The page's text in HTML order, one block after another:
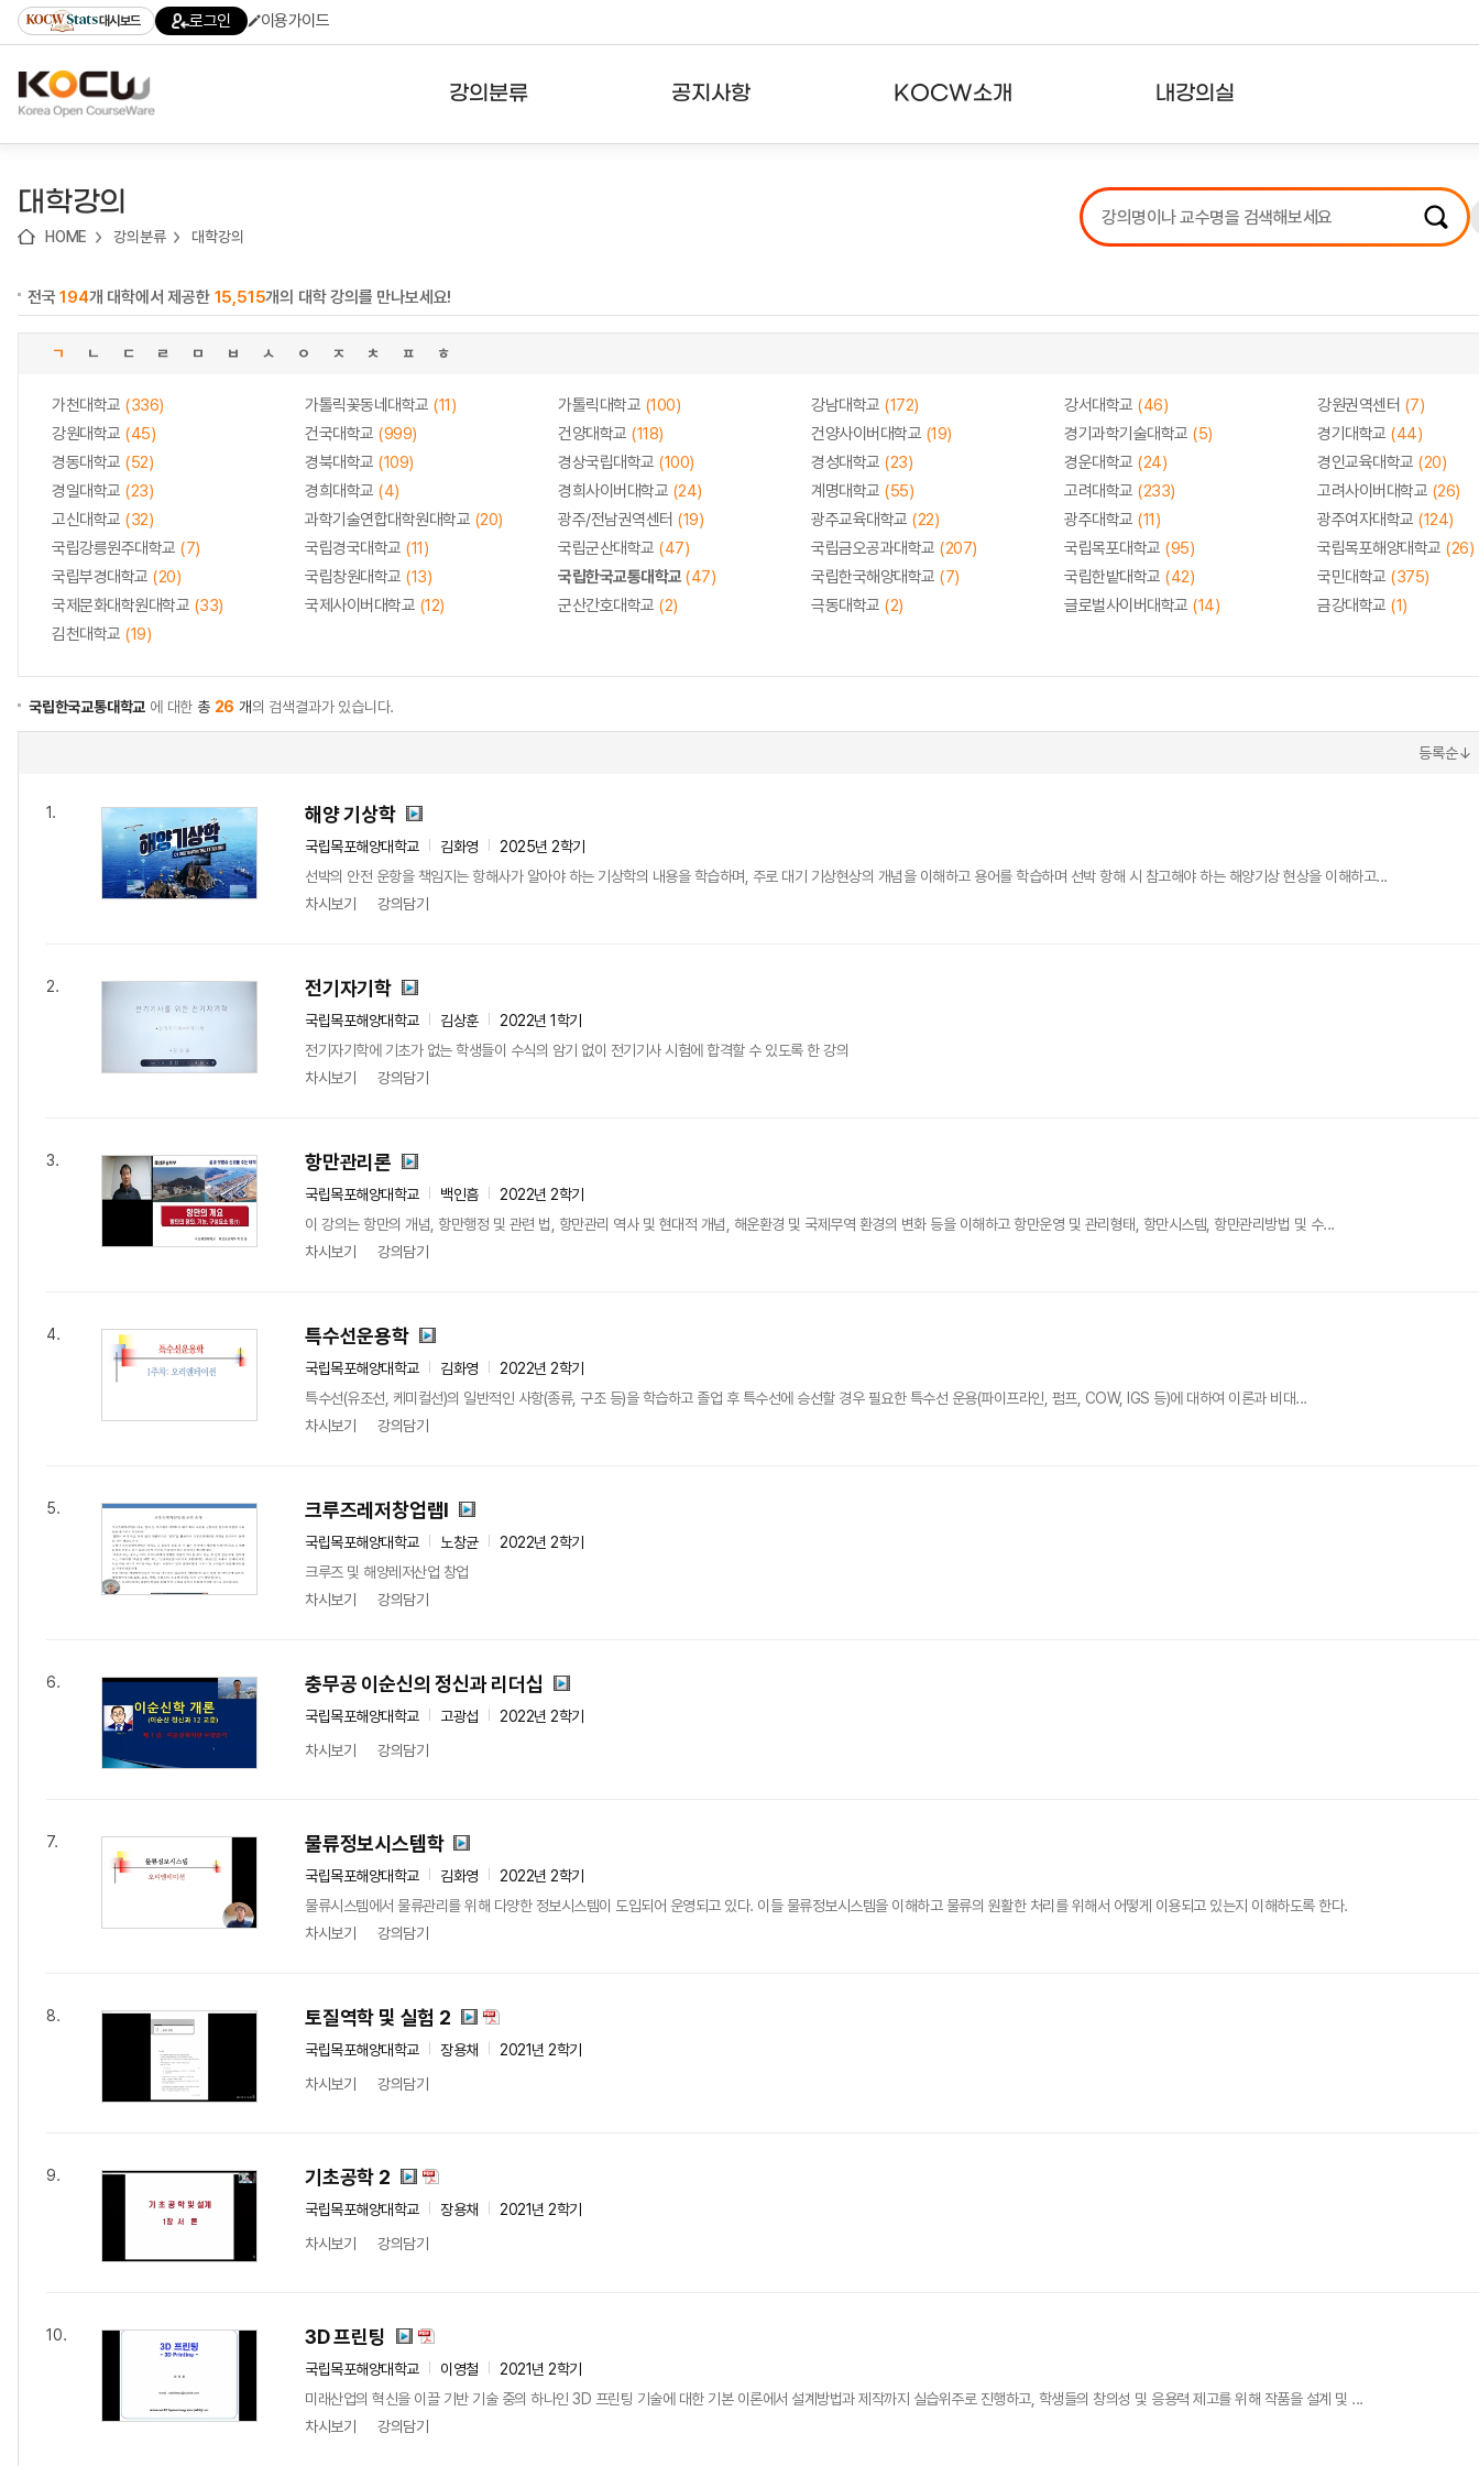
기
기
기
content)
가
대시보드 로그인 이용가이드
강의분류 공지사항 KOCW소개 내강의실
강의리스트
수강확인증강의
대학강의
HOME 강의분류 대학강의
전국194개 대학에서 제공한 15,515개의 대학 강의를 만나보세요!
ㄱ ㄴ ㄷ ㄹ ㅁ ㅂ ㅅ ㅇ ㅈ ㅊ ㅍ ㅎ
가천대학교 (336) 가톨릭꽃동네대학교 (11) 가톨릭대학교 (100) 강남대학교 (172) 강서대학교 (46) 강원권역센터 (7)
강원대학교 (45) 건국대학교 (999) 건양대학교 (118) 건양사이버대학교 (19) 경기과학기술대학교 (5) 경기대학교 (44)
경동대학교 (52) 경북대학교 (109) 경상국립대학교 (100) 경성대학교 (23) 경운대학교 (24) 경인교육대학교 (20)
경일대학교 (23) 경희대학교 (4) 경희사이버대학교 (24) 계명대학교 (55) 고려대학교 (233) 고려사이버대학교 (26)
고신대학교 (32) 과학기술연합대학원대학교 (20) 광주/전남권역센터 (19) 광주교육대학교 (22) 광주대학교 (11) 광주여자대학교 (124)
국립강릉원주대학교 (7) 국립경국대학교 (11) 국립군산대학교 (47) 국립금오공과대학교 (207) 국립목포대학교 (95) 국립목포해양대학교 (26)
국립부경대학교 (20) 국립창원대학교 (13) 국립한국교통대학교(47) 국립한국해양대학교 (7) 국립한밭대학교 (42) 국민대학교 (375)
국제문화대학원대학교 (33) 국제사이버대학교 (12) 군산간호대학교 (2) 극동대학교 (2) 글로벌사이버대학교 (14) 금강대학교 (1)
김천대학교 (19)
국립한국교통대학교 에 대한 총 26 개의 검색결과가 있습니다.
등록순↓
1. 해양 기상학
국립목포해양대학교 김화영
2025년 2학기
선박의 안전 운항을 책임지는 항해사가 알아야 하는 기상학의 내용을 학습하며, 주로 대기 기상현상의 개념을 이해하고 용어를 학습하며 선박 항해 시 참고해야 하는 해양기상 현상을 이해하고...
차시보기
강의담기
2. 전기자기학
국립목포해양대학교 김상훈
2022년 1학기
전기자기학에 기초가 없는 학생들이 수식의 암기 없이 전기기사 시험에 합격할 수 있도록 한 강의
차시보기
강의담기
3. 항만관리론
국립목포해양대학교 백인흠
2022년 2학기
이 강의는 항만의 개념, 항만행정 및 관련 법, 항만관리 역사 및 현대적 개념, 해운환경 및 국제무역 환경의 변화 등을 이해하고 항만운영 및 관리형태, 항만시스템, 항만관리방법 및 수...
차시보기
강의담기
4. 특수선운용학
국립목포해양대학교 김화영
2022년 2학기
특수선(유조선, 케미컬선)의 일반적인 사항(종류, 구조 등)을 학습하고 졸업 후 특수선에 승선할 경우 필요한 특수선 운용(파이프라인, 펌프, COW, IGS 등)에 대하여 이론과 비대...
차시보기
강의담기
5. 크루즈레저창업랩I
국립목포해양대학교 노창균
2022년 2학기
크루즈 및 해양레저산업 창업
차시보기
강의담기
6. 충무공 이순신의 정신과 리더십
국립목포해양대학교 고광섭
2022년 2학기
차시보기
강의담기
7. 물류정보시스템학
국립목포해양대학교 김화영
2022년 2학기
물류시스템에서 물류관리를 위해 다양한 정보시스템이 도입되어 운영되고 있다. 이들 물류정보시스템을 이해하고 물류의 원활한 처리를 위해서 어떻게 이용되고 있는지 이해하도록 한다.
차시보기
강의담기
8. 토질역학 및 실험 2
국립목포해양대학교 장용채
2021년 2학기
차시보기
강의담기
9. 기초공학 2
국립목포해양대학교 장용채
2021년 2학기
차시보기
강의담기
10. 3D 프린팅
국립목포해양대학교 이영철
2021년 2학기
미래산업의 혁신을 이끌 기반 기술 중의 하나인 3D 프린팅 기술에 대한 기본 이론에서 설계방법과 제작까지 실습위주로 진행하고, 학생들의 창의성 및 응용력 제고를 위해 작품을 설계 및 ...
차시보기
강의담기